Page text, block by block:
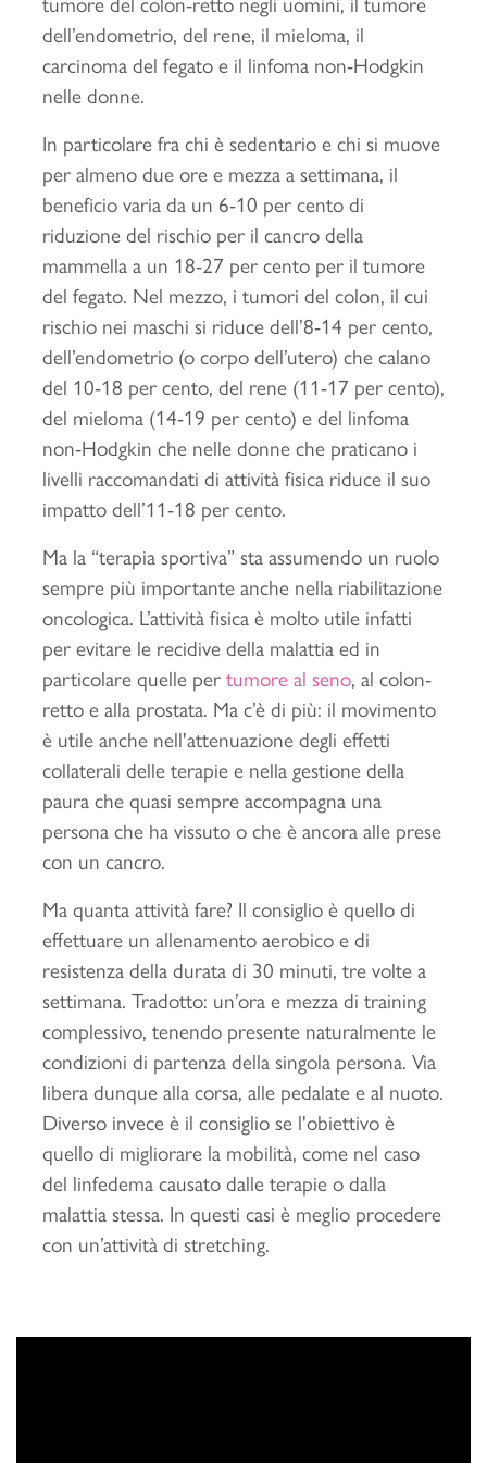
dell’endometrio, del rene, il mieloma, il
carcinoma del fegato e il linfoma non-Hodgkin
nelle donne.
In particolare fra chi è sedentario e chi si muove
per almeno due ore e mezza a settimana, il
beneficio varia da un 6-10 per cento di
riduzione del rischio per il cancro della
mammella a un 18-27 per cento per il tumore
del fegato. Nel mezzo, i tumori del colon, il cui
rischio nei maschi si riduce dell’8-14 per cento,
dell’endometrio (o corpo dell’utero) che calano
del 10-18 per cento, del rene (11-17 per cento),
del mieloma (14-19 per cento) e del linfoma
non-Hodgkin che nelle donne che praticano i
livelli raccomandati di attività fisica riduce il suo
impatto dell’11-18 per cento.
Ma la “terapia sportiva” sta assumendo un ruolo
sempre più importante anche nella riabilitazione
oncologica. L’attività fisica è molto utile infatti
per evitare le recidive della malattia ed in
particolare quelle pertumore al seno, al colon-
retto e alla prostata. Ma c’è di più: il movimento
è utile anche nell'attenuazione degli effetti
collaterali delle terapie e nella gestione della
paura che quasi sempre accompagna una
persona che ha vissuto o che è ancora alle prese
con un cancro.
Ma quanta attività fare? Il consiglio è quello di
effettuare un allenamento aerobico e di
resistenza della durata di 30 minuti, tre volte a
settimana. Tradotto: un’ora e mezza di training
complessivo, tenendo presente naturalmente le
condizioni di partenza della singola persona. Via
libera dunque alla corsa, alle pedalate e al nuoto.
Diverso invece è il consiglio se l'obiettivo è
quello di migliorare la mobilità, come nel caso
del linfedema causato dalle terapie o dalla
malattia stessa. In questi casi è meglio procedere
con un’attività di stretching.